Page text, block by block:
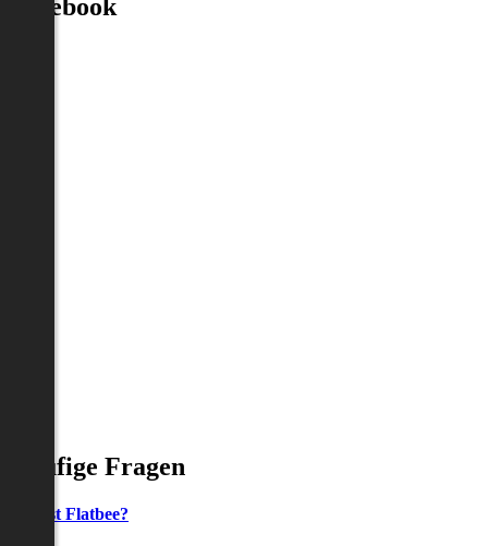
Facebook
Häufige Fragen
Was ist Flatbee?